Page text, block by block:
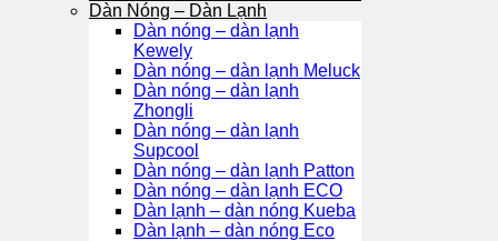
Dàn Nóng – Dàn Lạnh
Dàn nóng – dàn lạnh
Kewely
Dàn nóng – dàn lạnh Meluck
Dàn nóng – dàn lạnh
Zhongli
Dàn nóng – dàn lạnh
Supcool
Dàn nóng – dàn lạnh Patton
Dàn nóng – dàn lạnh ECO
Dàn lạnh – dàn nóng Kueba
Dàn lạnh – dàn nóng Eco